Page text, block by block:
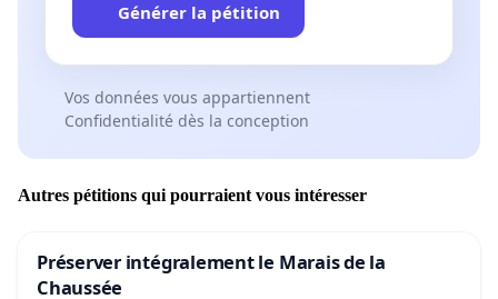
tous, aujourd’hui nous, demain peut-être vous !
Générer la pétition
Vos données vous appartiennent
Confidentialité dès la conception
Autres pétitions qui pourraient vous intéresser
Préserver intégralement le Marais de la
Chaussée